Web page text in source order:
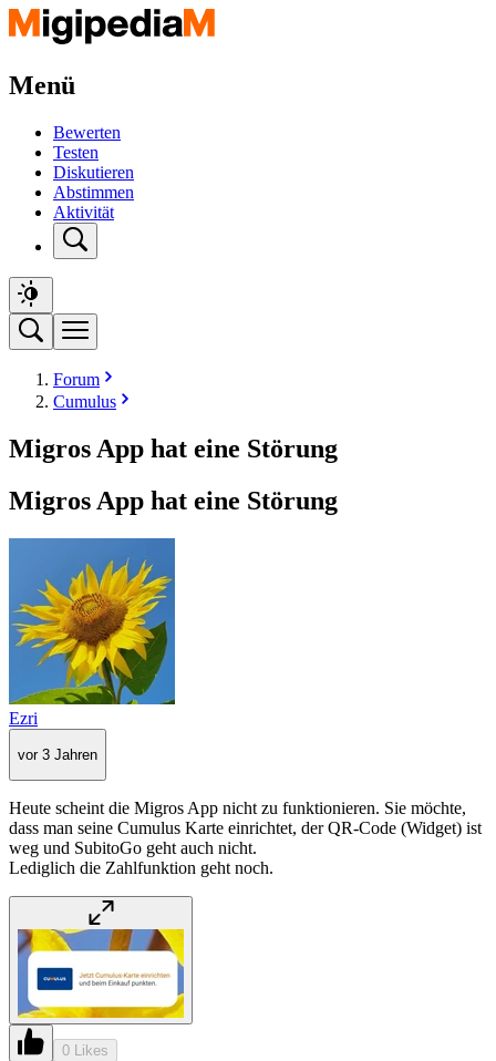
Menü
Bewerten
Testen
Diskutieren
Abstimmen
Aktivität
Forum
Cumulus
Migros App hat eine Störung
Migros App hat eine Störung
Ezri
vor 3 Jahren
Heute scheint die Migros App nicht zu funktionieren. Sie möchte,
dass man seine Cumulus Karte einrichtet, der QR-Code (Widget) ist
weg und SubitoGo geht auch nicht.
Lediglich die Zahlfunktion geht noch.
0 Likes